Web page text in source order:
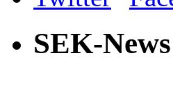
SEK-